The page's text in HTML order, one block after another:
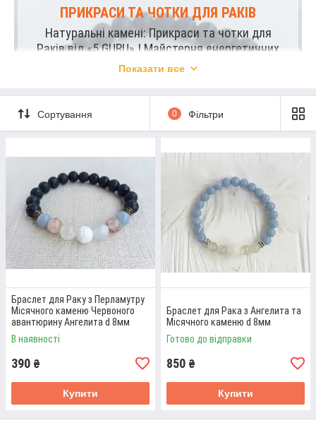
ПРИКРАСИ ТА ЧОТКИ ДЛЯ РАКІВ
Натуральні камені: Прикраси та чотки для
Раків від «5 GURU» | Майстерня енергетичних
талісманів
GURU». Прикраси та чотки для знака Рака - унікальні
талісмани з ретельно відібраних каменів для гармонії та
Приступити до вибору
ПЕРЕВАГИ РОБОТИ З «5 GURU» ПРИ
КУПІВЛІ ЧОТОК ТА БРАСЛЕТА
01
АМУЛЕТ ДЛЯ СИЛИ ТА ЗАХИСТУ
Все дорогоцінні камені знака зодіаку Рак
Показати все
Сортування 0 Фільтри
Браслет для Раку з Перламутру
Місячного каменю Червоного
авантюрину Ангелита d 8мм
В наявності
390 ₴
Купити
Браслет для Рака з Ангелита та
Місячного каменю d 8мм
Готово до відправки
850 ₴
Купити